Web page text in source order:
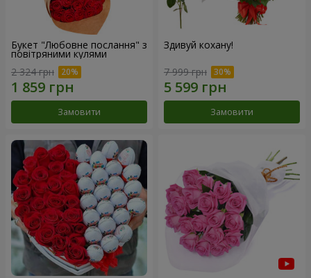
Букет "Любовне послання" з
повітряними кулями
2 324 грн
Замовити
Здивуй кохану!
7 999 грн
Замовити